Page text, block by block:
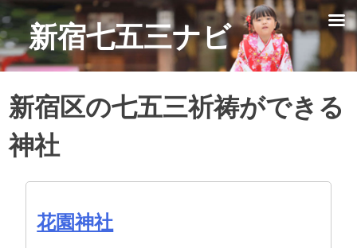
Skip
to
content
新宿区の七五三祈祷ができる
神社
花園神社
新宿七五三ナビ